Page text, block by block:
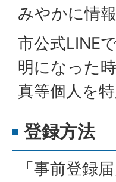
みやかに情
市公式LINE
明になった
真等個人を
登録方法
「事前登録